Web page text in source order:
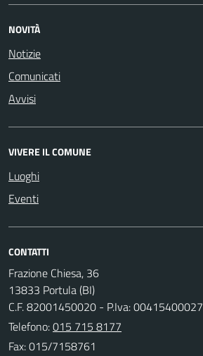
NOVITÀ
Notizie
Comunicati
Avvisi
VIVERE IL COMUNE
Luoghi
Eventi
CONTATTI
Frazione Chiesa, 36
13833 Portula (BI)
C.F. 82001450020 - P.Iva: 00415400027
Telefono:015 715 8177
Fax: 015/7158761